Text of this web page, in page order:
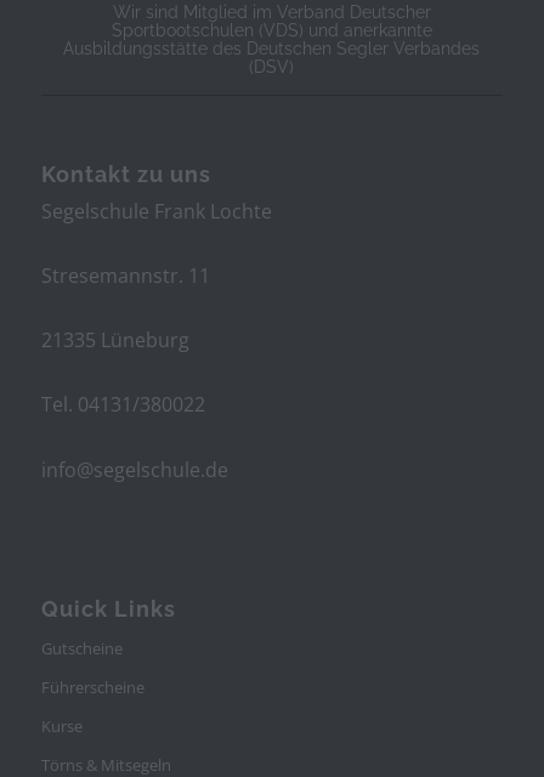
Wir sind Mitglied im Verband Deutscher
Sportbootschulen (VDS) und anerkannte
Ausbildungsstätte des Deutschen Segler Verbandes
(DSV)
Kontakt zu uns
Segelschule Frank Lochte
Stresemannstr. 11
21335 Lüneburg
Tel. 04131/380022
info@segelschule.de
Quick Links
Gutscheine
Führerscheine
Kurse
Törns & Mitsegeln